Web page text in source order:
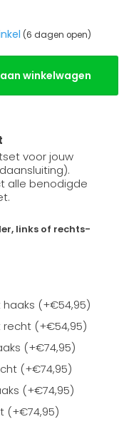
(6 dagen open)
winkelwagen
voor jouw
alle benodigde
links of rechts-
(+€54,95)
(+€54,95)
(+€74,95)
(+€74,95)
(+€74,95)
(+€74,95)